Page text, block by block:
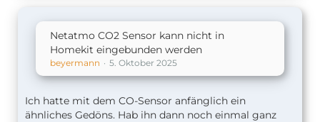
Netatmo CO2 Sensor kann nicht in
Homekit eingebunden werden
beyermann 5. Oktober 2025
Ich hatte mit dem CO-Sensor anfänglich ein
ähnliches Gedöns. Hab ihn dann noch einmal ganz